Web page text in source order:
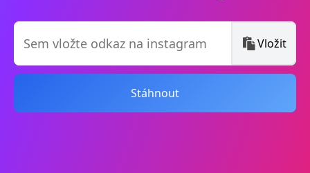
Vložit
Stáhnout